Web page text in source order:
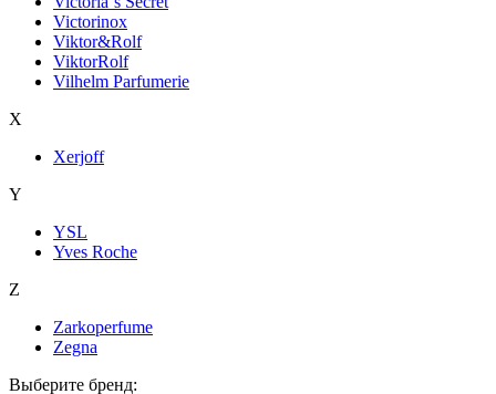
Victorinox
Viktor&Rolf
ViktorRolf
Vilhelm Parfumerie
X
Xerjoff
Y
YSL
Yves Roche
Z
Zarkoperfume
Zegna
Выберите бренд: